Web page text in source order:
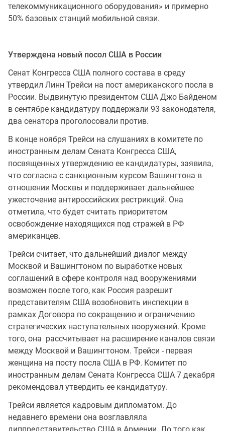
телекоммуникационного оборудования» и примерно
50% базовых станций мобильной связи.
Утверждена новый посол США в России
Сенат Конгресса США полного состава в среду
утвердил Линн Трейси на пост американского посла в
России. Выдвинутую президентом США Джо Байденом
в сентябре кандидатуру поддержали 93 законодателя,
два сенатора проголосовали против.
В конце ноября Трейси на слушаниях в комитете по
иностранным делам Сената Конгресса США,
посвященных утверждению ее кандидатуры, заявила,
что согласна с санкционным курсом Вашингтона в
отношении Москвы и поддерживает дальнейшее
ужесточение антироссийских рестрикций. Она
отметила, что будет считать приоритетом
освобождение находящихся под стражей в РФ
американцев.
Трейси считает, что дальнейший диалог между
Москвой и Вашингтоном по выработке новых
соглашений в сфере контроля над вооружениями
возможен после того, как Россия разрешит
представителям США возобновить инспекции в
рамках Договора по сокращению и ограничению
стратегических наступательных вооружений. Кроме
того, она рассчитывает на расширение каналов связи
между Москвой и Вашингтоном. Трейси - первая
женщина на посту посла США в РФ. Комитет по
иностранным делам Сената Конгресса США 7 декабря
рекомендовал утвердить ее кандидатуру.
Трейси является кадровым дипломатом. До
недавнего времени она возглавляла